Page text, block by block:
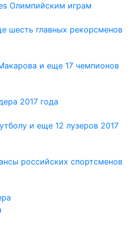
Олимпийским играм
шесть главных рекорсменов
и еще 17 чемпионов
2017 года
и еще 12 лузеров 2017
российских спортсменов